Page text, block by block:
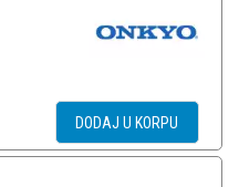
DODAJ U KORPU